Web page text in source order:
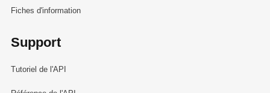
Fiches d'information
Support
Tutoriel de l'API